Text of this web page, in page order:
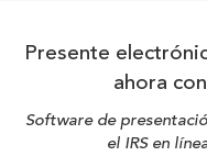
Presente
ahora con
Software de
el IRS en